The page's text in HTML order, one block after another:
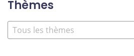
Thèmes